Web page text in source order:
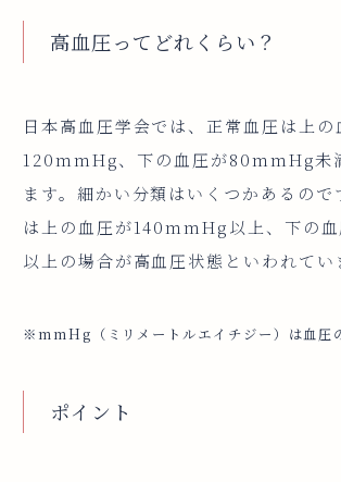
高血圧ってどれくらい？
日本高血圧学会では、正常血圧は上の
120mmHg、下の血圧が80mmHg未
ます。細かい分類はいくつかあるので
は上の血圧が140mmHg以上、下の
以上の場合が高血圧状態といわれてい
※mmHg（ミリメートルエイチジー）は血圧
ポイント